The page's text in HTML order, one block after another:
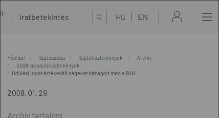
Iratbetekintés Kereső HU EN
Főoldal Sajtószoba Sajtóközlemények
Archív
2008-as sajtóközlemények
Üdülési jogot értékesítő cégeket bírságolt meg a GVH
2008. 01. 29.